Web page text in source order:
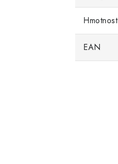
Hmotnost
EAN